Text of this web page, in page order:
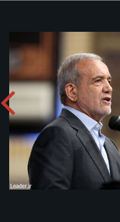
على رأي الشعب
الإسلامية
تحميل الألبوم:zip